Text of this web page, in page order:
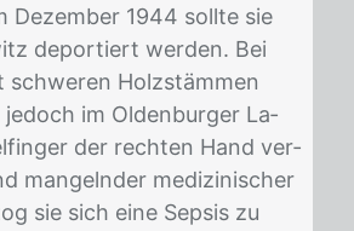
De­zem­ber 1944 soll­te sie
de­por­tiert wer­den. Bei
schwe­ren Holz­stäm­men
je­doch im Ol­den­bur­ger La­
der rech­ten Hand ver­
man­geln­der me­di­zi­ni­scher
sie sich eine Sep­sis zu